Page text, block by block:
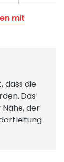
mit
dass die
Das
Nähe, der